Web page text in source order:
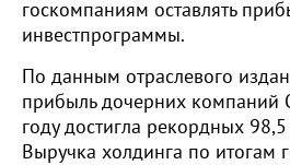
госкомпаниям оставлять
инвестпрограммы.
По данным отраслевого
прибыль дочерних
году достигла рекордных
Выручка холдинга по итогам